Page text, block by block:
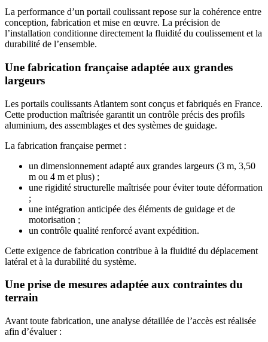
La performance d’un portail coulissant repose sur la cohérence entre
conception, fabrication et mise en œuvre. La précision de
l’installation conditionne directement la fluidité du coulissement et la
durabilité de l’ensemble.
Une fabrication française adaptée aux grandes
largeurs
Les portails coulissants Atlantem sont conçus et fabriqués en France.
Cette production maîtrisée garantit un contrôle précis des profils
aluminium, des assemblages et des systèmes de guidage.
La fabrication française permet :
un dimensionnement adapté aux grandes largeurs (3 m, 3,50
m ou 4 m et plus) ;
une rigidité structurelle maîtrisée pour éviter toute déformation
;
une intégration anticipée des éléments de guidage et de
motorisation ;
un contrôle qualité renforcé avant expédition.
Cette exigence de fabrication contribue à la fluidité du déplacement
latéral et à la durabilité du système.
Une prise de mesures adaptée aux contraintes du
terrain
Avant toute fabrication, une analyse détaillée de l’accès est réalisée
afin d’évaluer :